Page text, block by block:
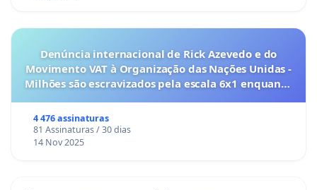
Denúncia internacional de Rick Azevedo e do
Movimento VAT à Organização das Nações Unidas -
Milhões são escravizados pela escala 6x1 enquanto
4 476 assinaturas
81 Assinaturas / 30 dias
14 Nov 2025